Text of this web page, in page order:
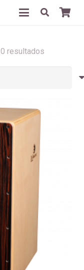
resultados